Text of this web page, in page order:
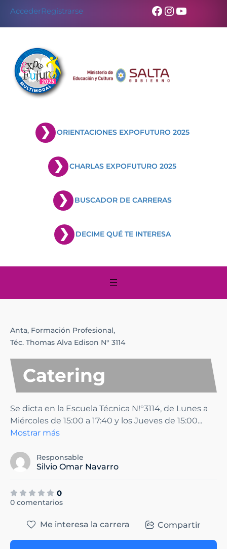
AccederRegistrarse Facebook
Instagram
YouTube
ORIENTACIONES EXPOFUTURO 2025
CHARLAS EXPOFUTURO 2025
BUSCADOR DE CARRERAS
DECIME QUÉ TE INTERESA
Anta, Formación Profesional,
Téc. Thomas Alva Edison N° 3114
Catering
Se dicta en la Escuela Técnica N!°3114, de Lunes a
Miércoles de 15:00 a 17:40 y los Jueves de 15:00...
Mostrar más
Responsable
Silvio Omar Navarro
0
0 comentarios
Me interesa la carrera Compartir